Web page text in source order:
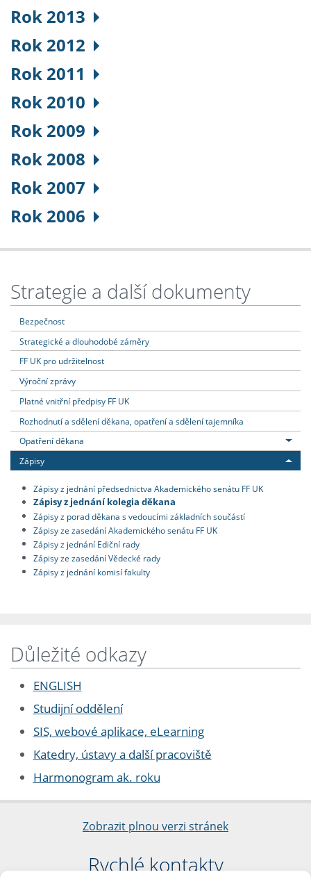
Rok 2013
Rok 2012
Rok 2011
Rok 2010
Rok 2009
Rok 2008
Rok 2007
Rok 2006
Strategie a další dokumenty
Bezpečnost
Strategické a dlouhodobé záměry
FF UK pro udržitelnost
Výroční zprávy
Platné vnitřní předpisy FF UK
Rozhodnutí a sdělení děkana, opatření a sdělení tajemníka
Opatření děkana
Zápisy
Zápisy z jednání předsednictva Akademického senátu FF UK
Zápisy z jednání kolegia děkana
Zápisy z porad děkana s vedoucími základních součástí
Zápisy ze zasedání Akademického senátu FF UK
Zápisy z jednání Ediční rady
Zápisy ze zasedání Vědecké rady
Zápisy z jednání komisí fakulty
Důležité odkazy
ENGLISH
Studijní oddělení
SIS, webové aplikace, eLearning
Katedry, ústavy a další pracoviště
Harmonogram ak. roku
Zobrazit plnou verzi stránek
Rychlé kontakty